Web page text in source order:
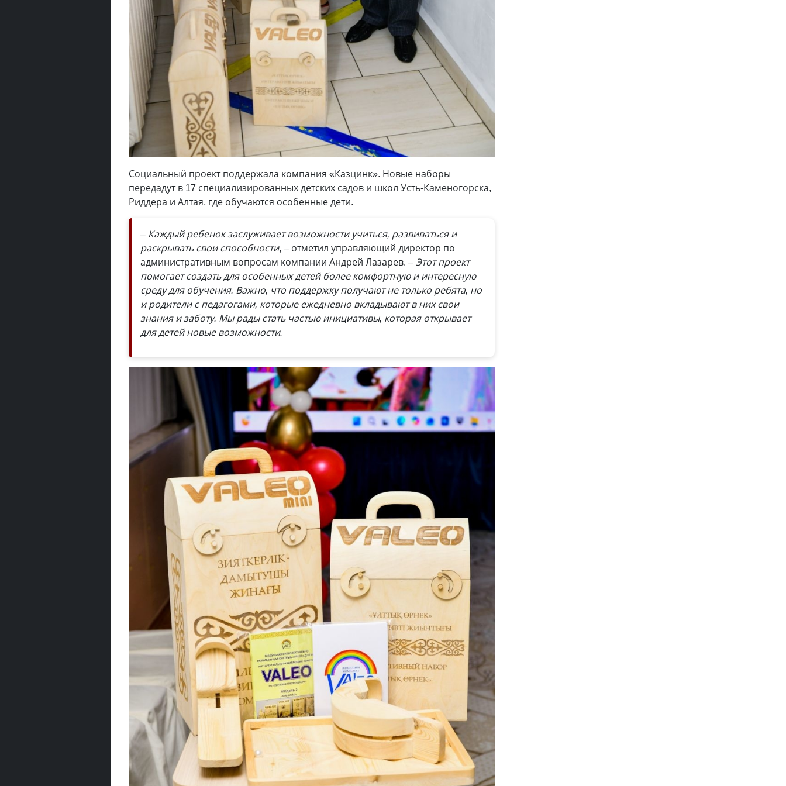
Социальный проект поддержала компания «Казцинк». Новые наборы
передадут в 17 специализированных детских садов и школ Усть-Каменогорска,
Риддера и Алтая, где обучаются особенные дети.
– Каждый ребенок заслуживает возможности учиться, развиваться и
раскрывать свои способности, – отметил управляющий директор по
административным вопросам компании Андрей Лазарев. – Этот проект
помогает создать для особенных детей более комфортную и интересную
среду для обучения. Важно, что поддержку получают не только ребята, но
и родители с педагогами, которые ежедневно вкладывают в них свои
знания и заботу. Мы рады стать частью инициативы, которая открывает
для детей новые возможности.